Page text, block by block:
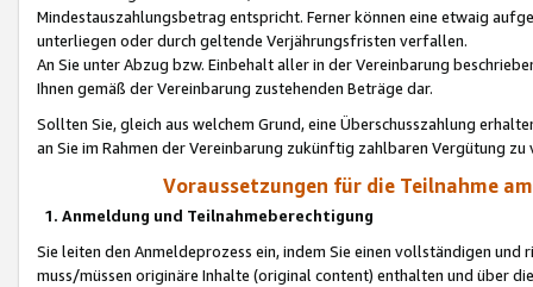
Mindestauszahlungsbetrag entspricht. Ferner können eine etwaig
unterliegen oder durch geltende Verjährungsfristen verfallen.
An Sie unter Abzug bzw. Einbehalt aller in der Vereinbarung
Ihnen gemäß der Vereinbarung zustehenden Beträge dar.
Sollten Sie, gleich aus welchem Grund, eine Überschusszahlung
an Sie im Rahmen der Vereinbarung zukünftig zahlbaren Vergütung zu
Voraussetzungen für die Teilnahme
1. Anmeldung und Teilnahmeberechtigung
Sie leiten den Anmeldeprozess ein, indem Sie einen vollständigen
muss/müssen originäre Inhalte (original content) enthalten und über